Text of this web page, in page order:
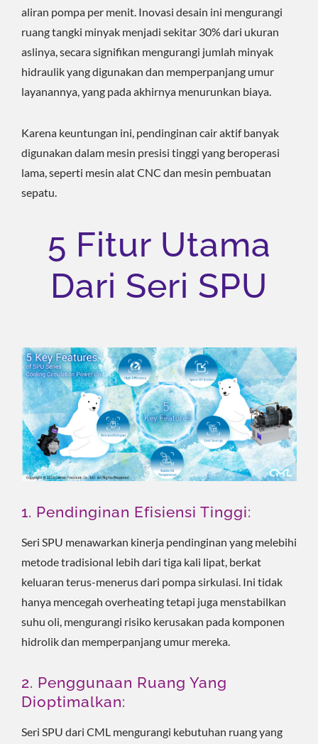
aliran pompa per menit. Inovasi desain ini mengurangi
ruang tangki minyak menjadi sekitar 30% dari ukuran
aslinya, secara signifikan mengurangi jumlah minyak
hidraulik yang digunakan dan memperpanjang umur
layanannya, yang pada akhirnya menurunkan biaya.
Karena keuntungan ini, pendinginan cair aktif banyak
digunakan dalam mesin presisi tinggi yang beroperasi
lama, seperti mesin alat CNC dan mesin pembuatan
sepatu.
5 Fitur Utama
Dari Seri SPU
1. Pendinginan Efisiensi Tinggi:
Seri SPU menawarkan kinerja pendinginan yang melebihi
metode tradisional lebih dari tiga kali lipat, berkat
keluaran terus-menerus dari pompa sirkulasi. Ini tidak
hanya mencegah overheating tetapi juga menstabilkan
suhu oli, mengurangi risiko kerusakan pada komponen
hidrolik dan memperpanjang umur mereka.
2. Penggunaan Ruang Yang
Dioptimalkan:
Seri SPU dari CML mengurangi kebutuhan ruang yang